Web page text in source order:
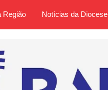
Região Notícias da Diocese